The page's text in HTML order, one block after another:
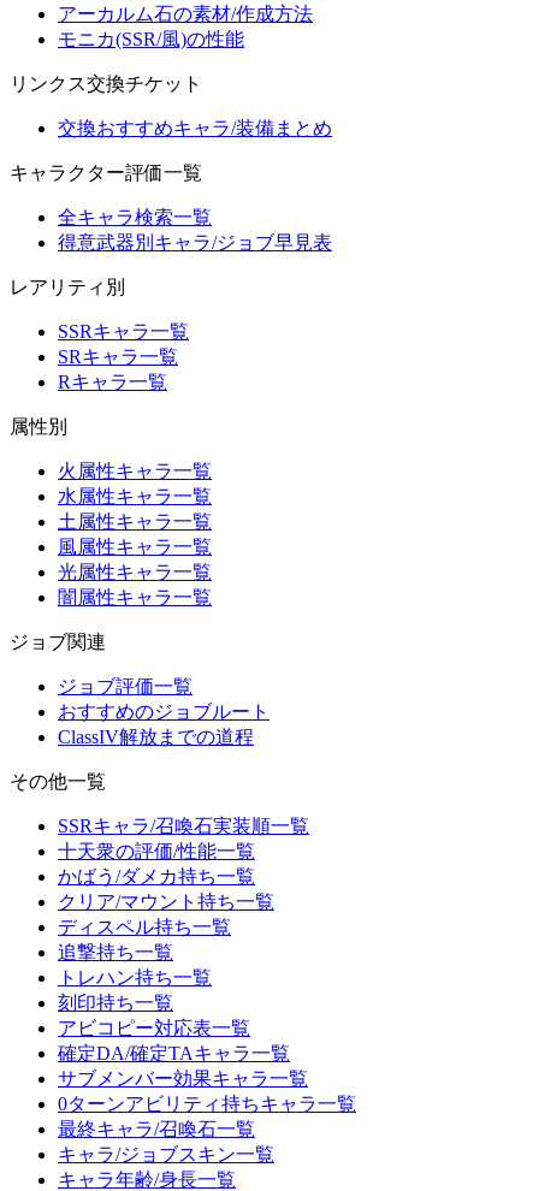
アーカルム石の素材/作成方法
モニカ(SSR/風)の性能
リンクス交換チケット
交換おすすめキャラ/装備まとめ
キャラクター評価一覧
全キャラ検索一覧
得意武器別キャラ/ジョブ早見表
レアリティ別
SSRキャラ一覧
SRキャラ一覧
Rキャラ一覧
属性別
火属性キャラ一覧
水属性キャラ一覧
土属性キャラ一覧
風属性キャラ一覧
光属性キャラ一覧
闇属性キャラ一覧
ジョブ関連
ジョブ評価一覧
おすすめのジョブルート
ClassIV解放までの道程
その他一覧
SSRキャラ/召喚石実装順一覧
十天衆の評価/性能一覧
かばう/ダメカ持ち一覧
クリア/マウント持ち一覧
ディスペル持ち一覧
追撃持ち一覧
トレハン持ち一覧
刻印持ち一覧
アビコピー対応表一覧
確定DA/確定TAキャラ一覧
サブメンバー効果キャラ一覧
0ターンアビリティ持ちキャラ一覧
最終キャラ/召喚石一覧
キャラ/ジョブスキン一覧
キャラ年齢/身長一覧